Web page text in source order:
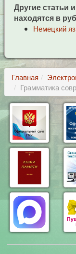
Другие статьи
находятся в
Немецкий
Главная
Грамматика